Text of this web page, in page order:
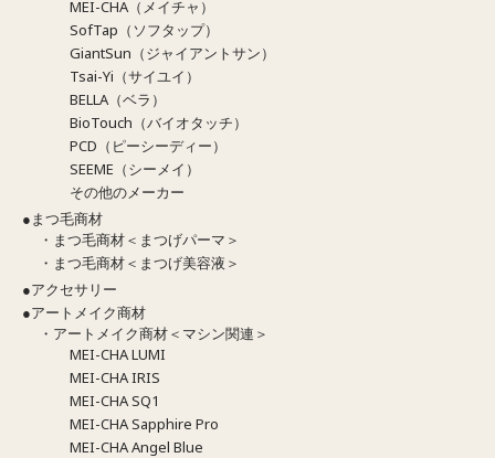
MEI-CHA（メイチャ）
SofTap（ソフタップ）
GiantSun（ジャイアントサン）
Tsai-Yi（サイユイ）
BELLA（ベラ）
BioTouch（バイオタッチ）
PCD（ピーシーディー）
SEEME（シーメイ）
その他のメーカー
●まつ毛商材
・まつ毛商材＜まつげパーマ＞
・まつ毛商材＜まつげ美容液＞
●アクセサリー
●アートメイク商材
・アートメイク商材＜マシン関連＞
MEI-CHA LUMI
MEI-CHA IRIS
MEI-CHA SQ1
MEI-CHA Sapphire Pro
MEI-CHA Angel Blue